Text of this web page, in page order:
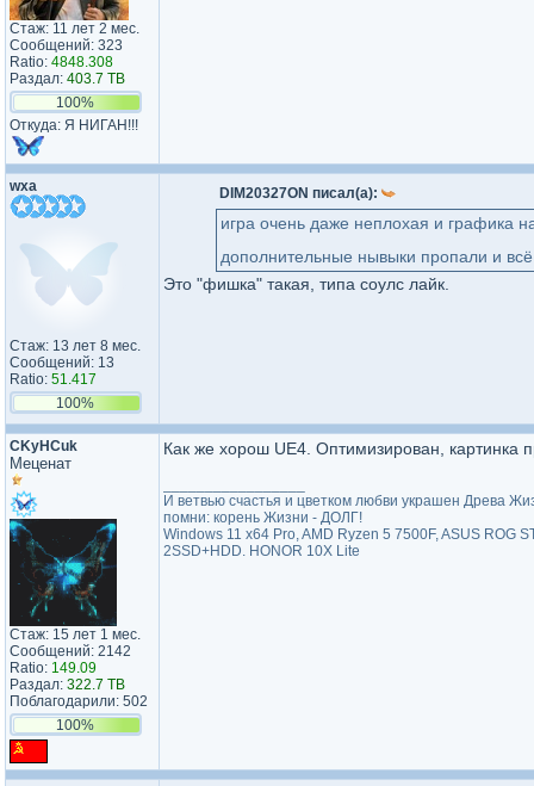
Стаж: 11 лет 2 мес.
Сообщений: 323
Ratio: 4848.308
Раздал: 403.7 TB
100%
Откуда: Я НИГАН!!!
wxa
Стаж: 13 лет 8 мес.
Сообщений: 13
Ratio: 51.417
100%
DIM20327ON писал(а):
игра очень даже неплохая и графика
дополнительные нывыки пропали и
Это "фишка" такая, типа соулс лайк.
CKyHCuk
Меценат
Стаж: 15 лет 1 мес.
Сообщений: 2142
Ratio: 149.09
Раздал: 322.7 TB
Поблагодарили: 502
100%
Как же хорош UE4. Оптимизирован, картинка
И ветвью счастья и цветком любви украшен Древа
помни: корень Жизни - ДОЛГ!
Windows 11 x64 Pro, AMD Ryzen 5 7500F, ASUS ROG
2SSD+HDD. HONOR 10X Lite